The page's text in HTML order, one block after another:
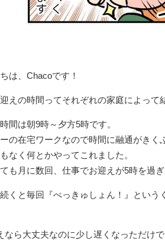
は、Chacoです！
えの時間ってそれぞれの家庭によって
間は朝9時～夕方5時です。
の在宅ワークなので時間に融通がき
なく何とかやってこれました。
も月に数回、仕事でお迎えが5時を過ぎ
くと毎回『べっきゅしょん！』という
なら大丈夫なのに少し遅くなっただけ